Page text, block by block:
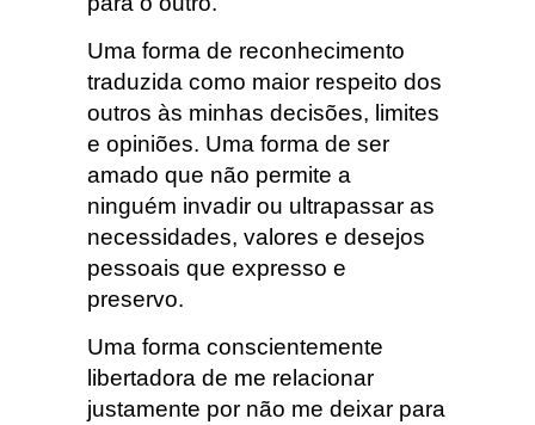
Uma forma de reconhecimento
traduzida como maior respeito dos
outros às minhas decisões, limites
e opiniões. Uma forma de ser
amado que não permite a
ninguém invadir ou ultrapassar as
necessidades, valores e desejos
pessoais que expresso e
preservo.
Uma forma conscientemente
libertadora de me relacionar
justamente por não me deixar para